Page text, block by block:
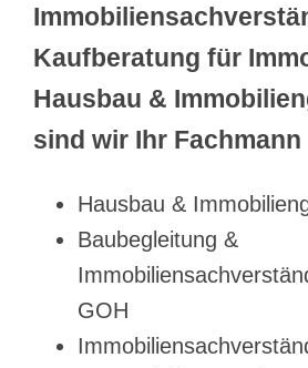
Kaufberatung für
Hausbau &
sind wir Ihr Fachmann
Hausbau &
Baubegleitung &
GOH